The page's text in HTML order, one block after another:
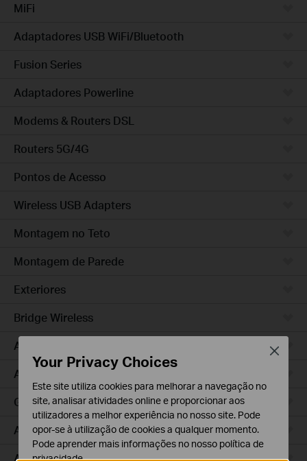
MiFi
Adaptadores USB WiFi/Bluetooth
Fusion Series
Adaptadores Powerline
Modems & Routers DSL
Routers 5G/4G
Pontos de Acesso
Wireless USB Adapters
Montagem no Teto
Montagem de Parede
Exteriores
Bridge Wireless
Access Pro
Access Plus
GPON
Agile
Access
Your Privacy Choices
Este site utiliza cookies para melhorar a navegação no
site, analisar atividades online e proporcionar aos
utilizadores a melhor experiência no nosso site. Pode
opor-se à utilização de cookies a qualquer momento.
Pode aprender mais informações no nosso política de
privacidade.
Close